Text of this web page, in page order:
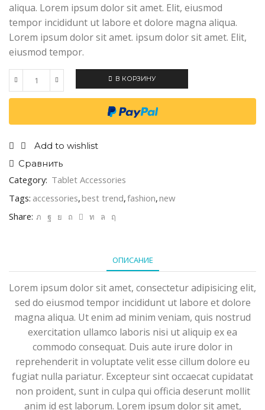
aliqua. Lorem ipsum dolor sit amet. Elit, eiusmod
tempor incididunt ut labore et dolore magna aliqua.
Lorem ipsum dolor sit amet. ipsum dolor sit amet. Elit,
eiusmod tempor.
Количество
iPad
В КОРЗИНУ
Add to wishlist
Сравнить
Category: Tablet Accessories
Tags: accessories,best trend,fashion,new
Share:
ОПИСАНИЕ
Lorem ipsum dolor sit amet, consectetur adipisicing elit,
sed do eiusmod tempor incididunt ut labore et dolore
magna aliqua. Ut enim ad minim veniam, quis nostrud
exercitation ullamco laboris nisi ut aliquip ex ea
commodo consequat. Duis aute irure dolor in
reprehenderit in voluptate velit esse cillum dolore eu
fugiat nulla pariatur. Excepteur sint occaecat cupidatat
non proident, sunt in culpa qui officia deserunt mollit
anim id est laborum. Lorem ipsum dolor sit amet,